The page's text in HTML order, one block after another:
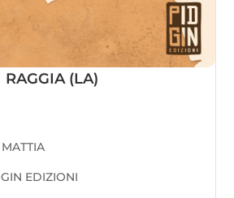
RAGGIA (LA)
EDIZIONI